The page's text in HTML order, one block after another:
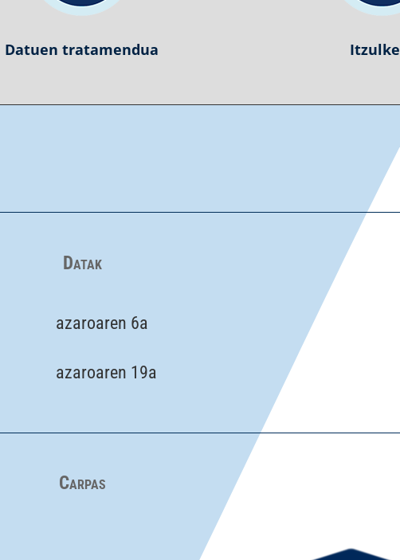
Datuen tratamendua
Datak
azaroaren 6a
azaroaren 19a
Carpas